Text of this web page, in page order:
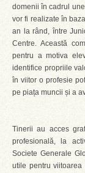
domenii în cadrul
vor fi realizate în
an la rând, între
Centre. Această
pentru a motiva
identifice propriile
în viitor o profesie
pe piața muncii și a
Tinerii au acces
profesională, la
Societe Generale
utile pentru